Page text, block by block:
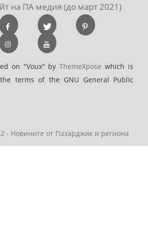
на ПА медия (до март 2021)
on "Voux" byThemeXpose which is
terms of the GNU General Public
- Новините от Пазарджик и региона